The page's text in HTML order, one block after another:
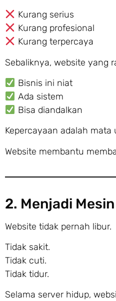
Kurang serius
Kurang profesional
Kurang terpercaya
Sebaliknya, website yang
Bisnis ini niat
Ada sistem
Bisa diandalkan
Kepercayaan adalah
Website membantu
2. Menjadi
Website tidak pernah libur.
Tidak sakit.
Tidak cuti.
Tidak tidur.
Selama server hidup,